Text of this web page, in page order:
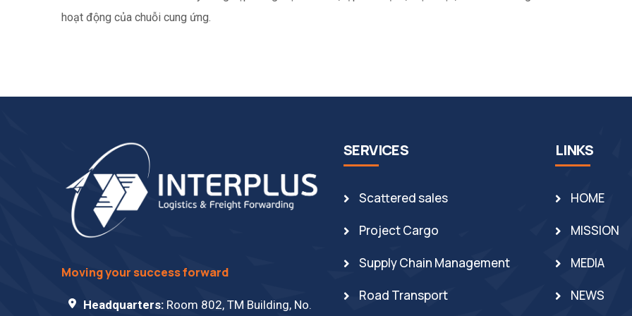
hoạt động của chuỗi cung ứng.
Moving your success forward
Headquarters: Room 802, TM Building, No.
SERVICES
Scattered sales
Project Cargo
Supply Chain Management
Road Transport
LINKS
HOME
MISSION
MEDIA
NEWS